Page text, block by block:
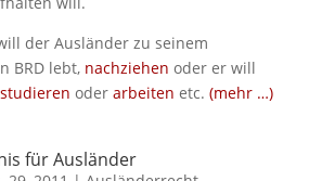
der Ausländer zu seinem
BRD lebt, nachziehen oder er will
studieren oder arbeiten etc. (mehr …)
für Ausländer